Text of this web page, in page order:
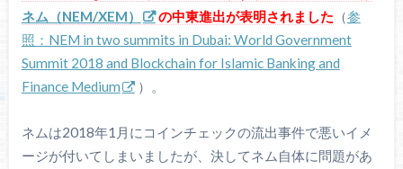
ネム（NEM/XEM）
の中東進出が表明されました （参
照：NEM in two summits in Dubai: World Government
Summit 2018 and Blockchain for Islamic Banking and
Finance Medium
）。
ネムは2018年1月にコインチェックの流出事件で悪いイメ
ージが付いてしまいましたが、決してネム自体に問題があ